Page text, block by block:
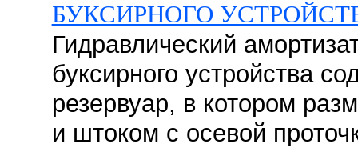
БУКСИРНОГО
Гидравлический
буксирного устройства
резервуар, в котором
и штоком с осевой